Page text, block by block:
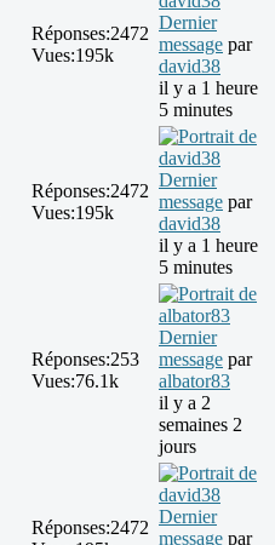
Réponses:2472
Vues:195k
Dernier
message par
david38
il y a 1 heure
5 minutes
Réponses:2472
Vues:195k
Dernier
message par
david38
il y a 1 heure
5 minutes
Réponses:253
Vues:76.1k
Dernier
message par
albator83
il y a 2
semaines 2
jours
Réponses:2472
Dernier
message par